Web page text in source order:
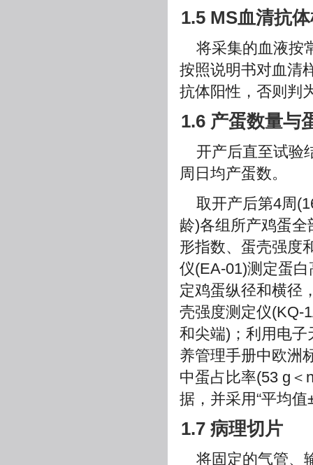
1.5 MS血清抗
将采集的血液按
按照说明书对血清
抗体阳性，否则判
1.6 产蛋数量与
开产后直至试验
周日均产蛋数。
取开产后第4周
龄)各组所产鸡蛋
形指数、蛋壳强度
仪(EA-01)测定蛋
定鸡蛋纵径和横径
壳强度测定仪(KQ-
和尖端)；利用电
养管理手册中欧洲
中蛋占比率(53 g＜
据，并采用“平均值
1.7 病理切片
将固定的气管、